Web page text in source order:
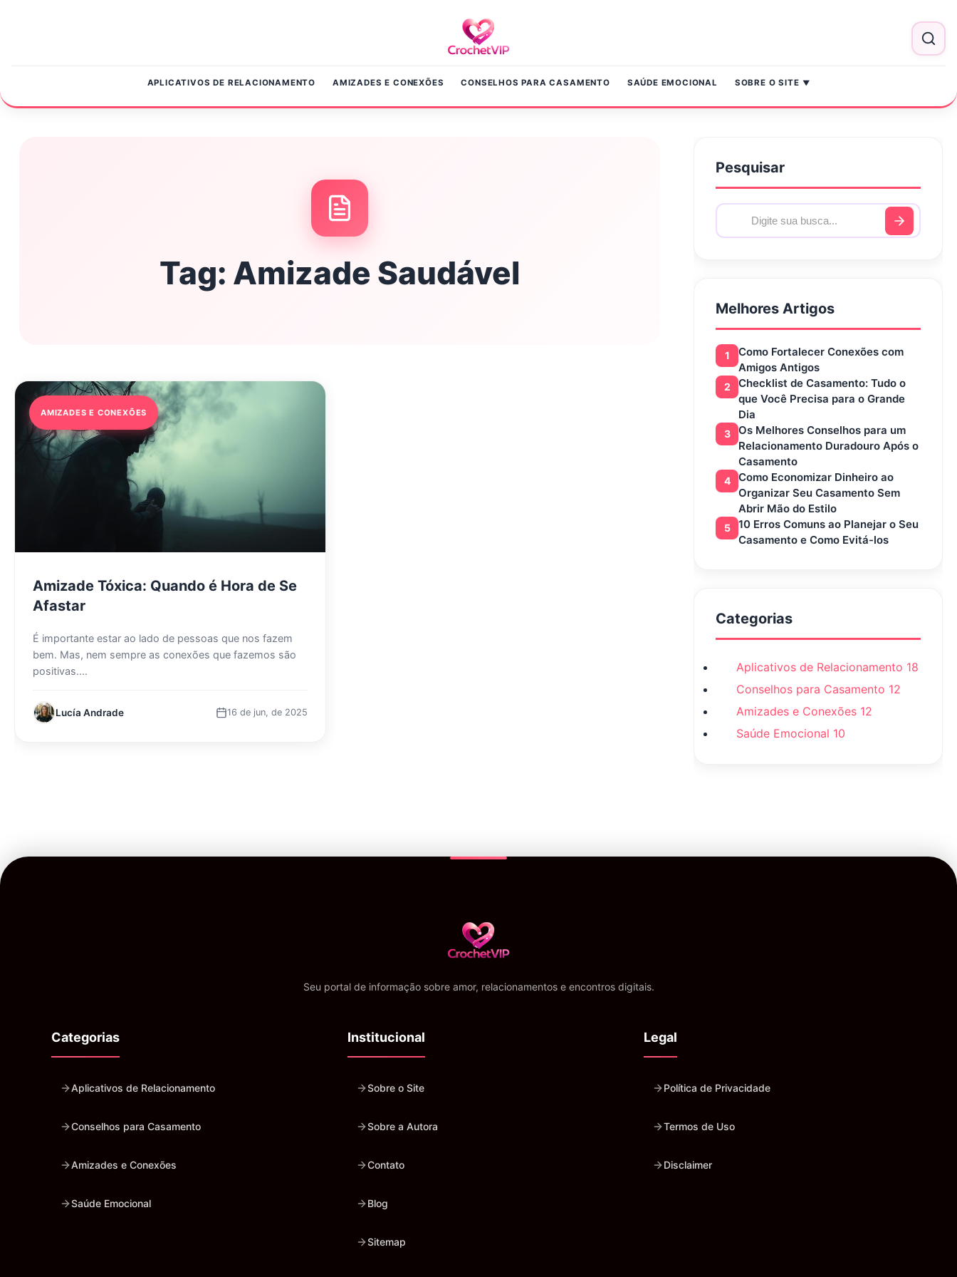
APLICATIVOS DE RELACIONAMENTO AMIZADES E CONEXÕES CONSELHOS PARA CASAMENTO SAÚDE EMOCIONAL SOBRE O SITE
Tag: Amizade Saudável
AMIZADES E CONEXÕES
Amizade Tóxica: Quando é Hora de Se
Afastar
É importante estar ao lado de pessoas que nos fazem
bem. Mas, nem sempre as conexões que fazemos são
positivas....
Lucía Andrade 16 de jun, de 2025
Pesquisar
Melhores Artigos
1
Como Fortalecer Conexões com
Amigos Antigos
2
Checklist de Casamento: Tudo o
que Você Precisa para o Grande
Dia
3
Os Melhores Conselhos para um
Relacionamento Duradouro Após o
Casamento
4
Como Economizar Dinheiro ao
Organizar Seu Casamento Sem
Abrir Mão do Estilo
5
10 Erros Comuns ao Planejar o Seu
Casamento e Como Evitá-los
Categorias
Aplicativos de Relacionamento 18
Conselhos para Casamento 12
Amizades e Conexões 12
Saúde Emocional 10
Seu portal de informação sobre amor, relacionamentos e encontros digitais.
Categorias
Aplicativos de Relacionamento
Conselhos para Casamento
Amizades e Conexões
Saúde Emocional
Institucional
Sobre o Site
Sobre a Autora
Contato
Blog
Sitemap
Legal
Política de Privacidade
Termos de Uso
Disclaimer